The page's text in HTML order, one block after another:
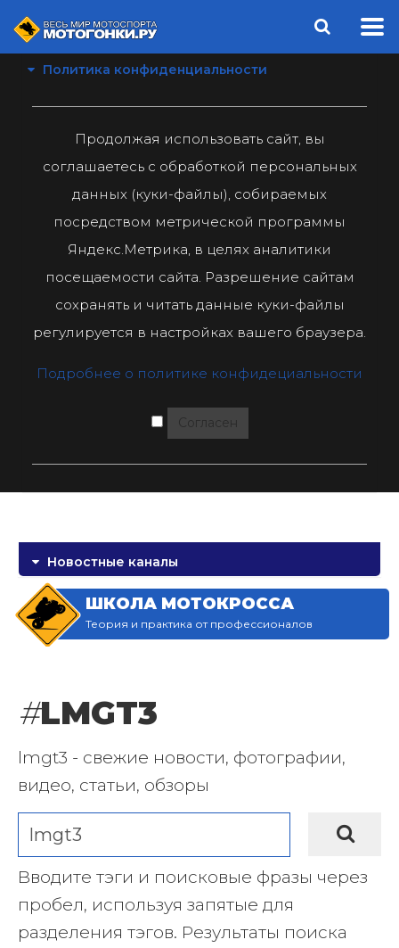
Политика конфиденциальности
Продолжая использовать сайт, вы
соглашаетесь с обработкой персональных
данных (куки-файлы), собираемых
посредством метрической программы
Яндекс.Метрика, в целях аналитики
посещаемости сайта. Разрешение сайтам
сохранять и читать данные куки-файлы
регулируется в настройках вашего браузера.
Подробнее о политике конфидециальности
Согласен
Новостные каналы
ШКОЛА МОТОКРОССА
Теория и практика от профессионалов
#LMGT3
lmgt3 - свежие новости, фотографии,
видео, статьи, обзоры
Вводите тэги и поисковые фразы через
пробел, используя запятые для
разделения тэгов. Результаты поиска